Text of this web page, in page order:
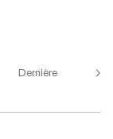
Dernière